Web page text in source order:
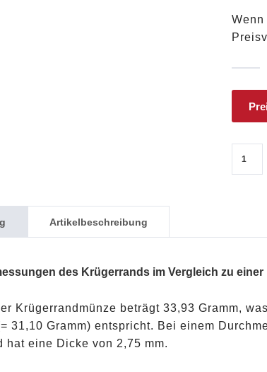
1/10 Oz
Artikelbeschreibung
des Krügerrands im Vergleich zu einer
Krügerrandmünze beträgt 33,93 Gramm,
31,10 Gramm) entspricht. Bei einem
hat eine Dicke von 2,75 mm.